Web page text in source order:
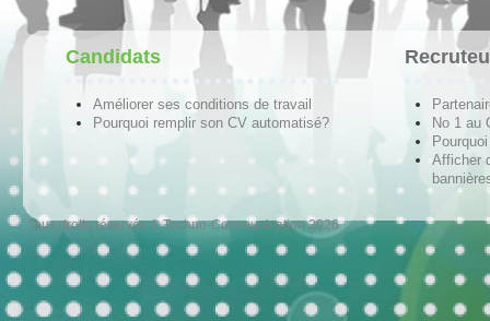
Candidats
Améliorer ses conditions de travail
Pourquoi remplir son CV automatisé?
No 1 au
Afficher
Tous droits réservés © Techno-Communication 2026